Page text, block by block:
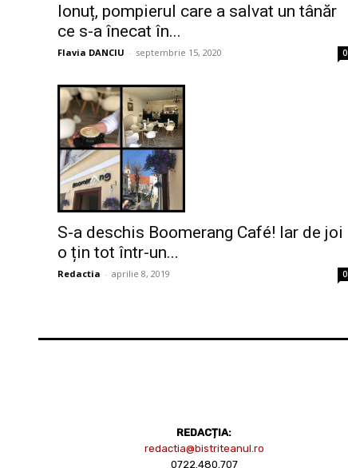
Ionuț, pompierul care a salvat un tânăr
ce s-a înecat în...
Flavia DANCIU - septembrie 15, 2020 0
S-a deschis Boomerang Café! Iar de joi
o țin tot într-un...
Redactia - aprilie 8, 2019 0
REDACȚIA:
redactia@bistriteanul.ro
0722.480.707